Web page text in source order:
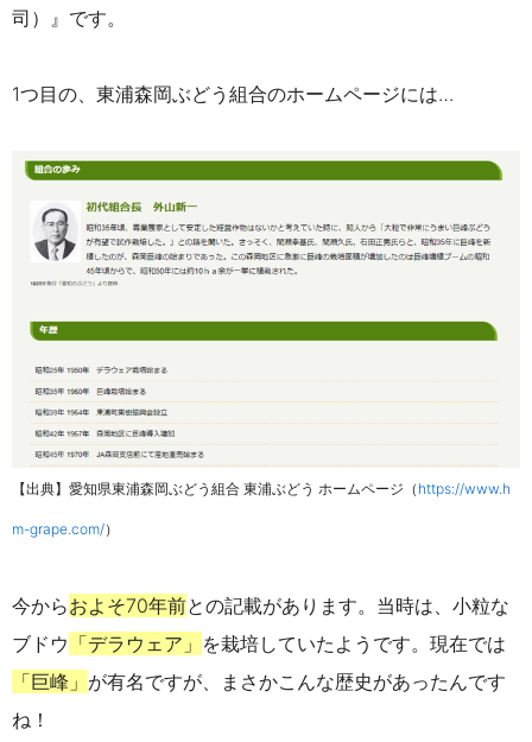
司）』です。
1つ目の、東浦森岡ぶどう組合のホームページには…
【出典】愛知県東浦森岡ぶどう組合 東浦ぶどう ホームページ（ https://www.h
m-grape.com/）
今からおよそ70年前との記載があります。 当時は、小粒な
ブドウ 「デラウェア」 を栽培していたようです。現在では
「巨峰」 が有名ですが、まさかこんな歴史があったんです
ね！